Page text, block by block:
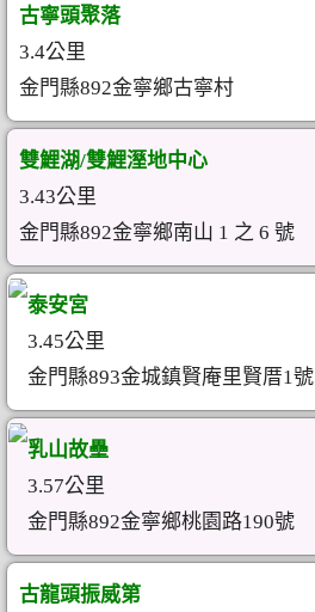
古寧頭聚落
3.4公里
金門縣892金寧鄉古寧村
雙鯉湖/雙鯉溼地中心
3.43公里
金門縣892金寧鄉南山 1 之 6 號
泰安宮
3.45公里
金門縣893金城鎮賢庵里賢厝1號
乳山故壘
3.57公里
金門縣892金寧鄉桃園路190號
古龍頭振威第